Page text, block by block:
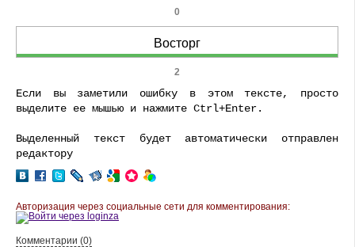
0
Восторг
2
Если вы заметили ошибку в этом тексте, просто
выделите ее мышью и нажмите Ctrl+Enter.
Выделенный текст будет автоматически отправлен
редактору
Авторизация через социальные сети для комментирования:
Комментарии (0)